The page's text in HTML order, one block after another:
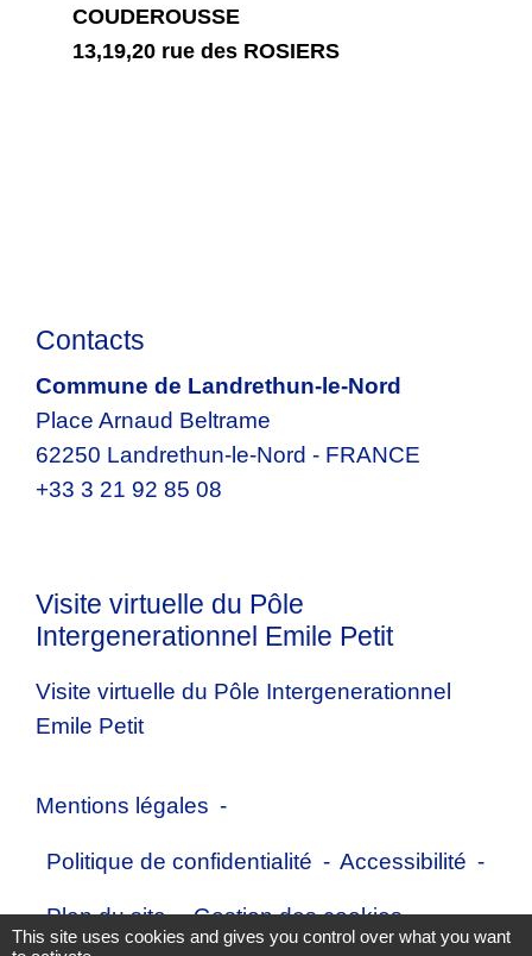
COUDEROUSSE
13,19,20 rue des ROSIERS
Contacts
Commune de Landrethun-le-Nord
Place Arnaud Beltrame
62250 Landrethun-le-Nord - FRANCE
+33 3 21 92 85 08
Visite virtuelle du Pôle
Intergenerationnel Emile Petit
Visite virtuelle du Pôle Intergenerationnel
Emile Petit
Mentions légales -
Politique de confidentialité - Accessibilité -
Plan du site - Gestion des cookies
This site uses cookies and gives you control over what you want